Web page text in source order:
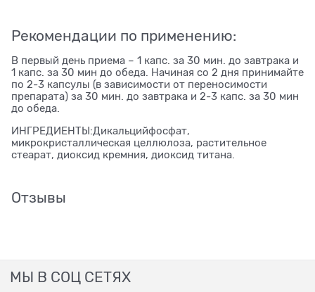
Рекомендации по применению:
В первый день приема – 1 капс. за 30 мин. до завтрака и
1 капс. за 30 мин до обеда. Начиная со 2 дня принимайте
по 2-3 капсулы (в зависимости от переносимости
препарата) за 30 мин. до завтрака и 2-3 капс. за 30 мин
до обеда.
ИНГРЕДИЕНТЫ:Дикальцийфосфат,
микрокристаллическая целлюлоза, растительное
стеарат, диоксид кремния, диоксид титана.
Отзывы
МЫ В СОЦ СЕТЯХ